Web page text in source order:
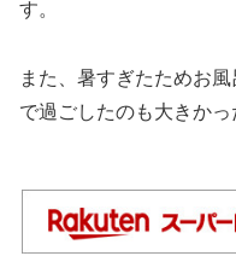
す。
また、暑すぎたためお
で過ごしたのも大きかっ